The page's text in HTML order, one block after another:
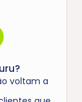
voltam a